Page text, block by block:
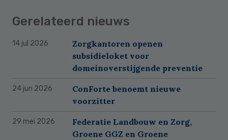
Gerelateerd nieuws
14 jul 2026
Zorgkantoren openen
subsidieloket voor
domeinoverstijgende preventie
24 jun 2026
ConForte benoemt nieuwe
voorzitter
29 mei 2026
Federatie Landbouw en Zorg,
Groene GGZ en Groene